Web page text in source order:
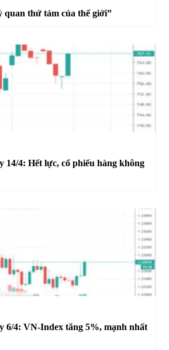
quan thứ tám của thế giới”
14/4: Hết lực, cổ phiếu hàng không
6/4: VN-Index tăng 5%, mạnh nhất